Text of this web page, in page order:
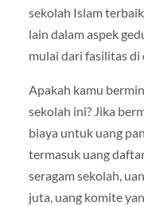
sekolah Islam
lain dalam aspek
mulai dari fasilitas di
Apakah kamu
sekolah ini? Jika
biaya untuk uang
termasuk uang
seragam sekolah,
juta, uang komite